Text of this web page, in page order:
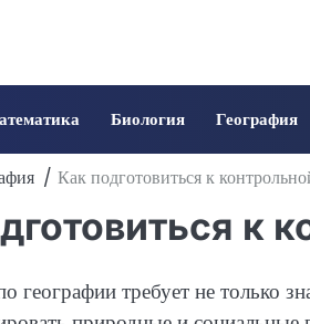
Биология География
Как подготовиться к
к
географии требует не только